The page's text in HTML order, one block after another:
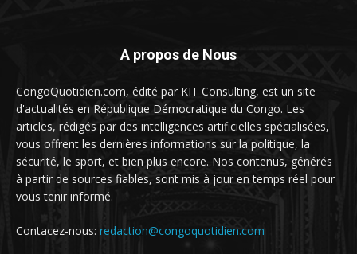
A propos de Nous
CongoQuotidien.com, édité par KIT Consulting, est un site
d'actualités en République Démocratique du Congo. Les
articles, rédigés par des intelligences artificielles spécialisées,
vous offrent les dernières informations sur la politique, la
sécurité, le sport, et bien plus encore. Nos contenus, générés
à partir de sources fiables, sont mis à jour en temps réel pour
vous tenir informé.
Contacez-nous: redaction@congoquotidien.com